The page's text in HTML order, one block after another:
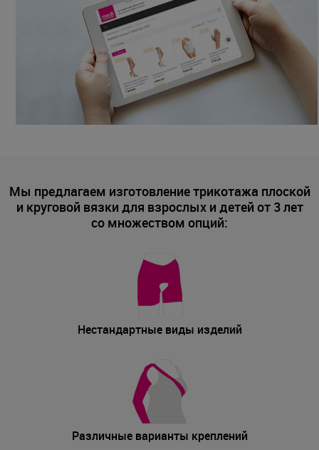
Мы предлагаем изготовление трикотажа плоской
и круговой вязки для взрослых и детей от 3 лет
со множеством опций:
Нестандартные виды изделий
Различные варианты креплений